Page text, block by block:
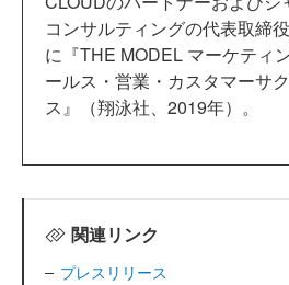
コンサルティングの代表取締
に『THE MODEL マーケティ
ールス・営業・カスタマーサ
ス』（翔泳社、2019年）。
関連リンク
プレスリリース